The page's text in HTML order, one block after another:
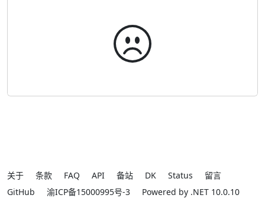
关于 条款 FAQ API 备站 DK Status
留言
GitHub
渝ICP备15000995号-3
Powered by .NET 10.0.10